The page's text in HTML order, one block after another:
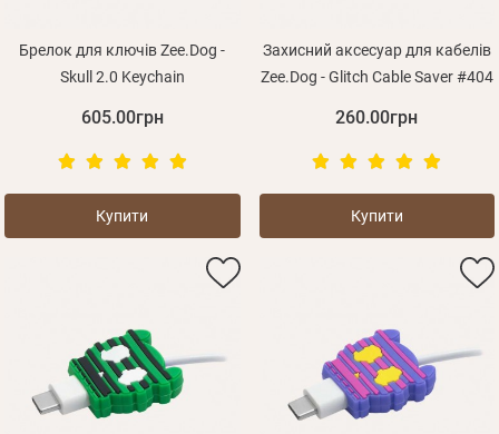
Брелок для ключів Zee.Dog -
Skull 2.0 Keychain
605.00грн
Купити
Захисний аксесуар для кабелів
Zee.Dog - Glitch Cable Saver #404
260.00грн
Купити
Отримувати повідомлення про новинки, знижки, акції
Пароль
Відправити
Вам на пошту буде відправлено лист з посиланням
для підтвердження реєстрації.
Не прийшов лист?
Дані не підв'язані до одного облікового запису, або
ваш обліковий запис не підтверджена